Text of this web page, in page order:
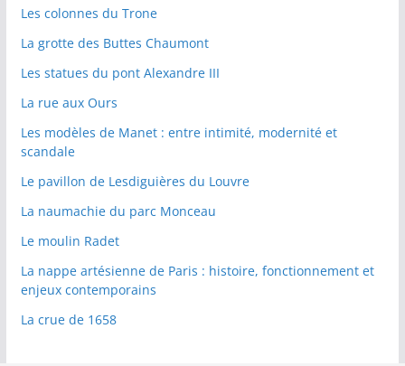
Les colonnes du Trone
La grotte des Buttes Chaumont
Les statues du pont Alexandre III
La rue aux Ours
Les modèles de Manet : entre intimité, modernité et
scandale
Le pavillon de Lesdiguières du Louvre
La naumachie du parc Monceau
Le moulin Radet
La nappe artésienne de Paris : histoire, fonctionnement et
enjeux contemporains
La crue de 1658